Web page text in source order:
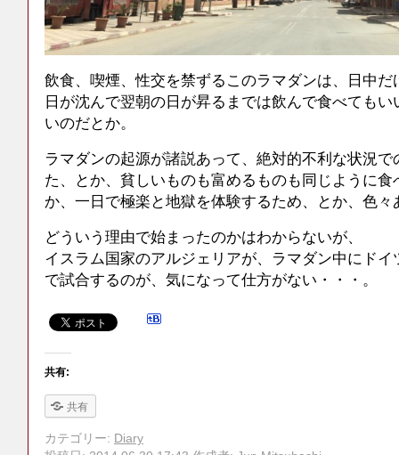
飲食、喫煙、性交を禁ずるこのラマダンは、日中だ
日が沈んで翌朝の日が昇るまでは飲んで食べても
いのだとか。
ラマダンの起源が諸説あって、絶対的不利な状況
た、とか、貧しいものも富めるものも同じように
か、一日で極楽と地獄を体験するため、とか、色々
どういう理由で始まったのかはわからないが、
イスラム国家のアルジェリアが、ラマダン中にド
で試合するのが、気になって仕方がない・・・。
共有:
共有
カテゴリー: Diary